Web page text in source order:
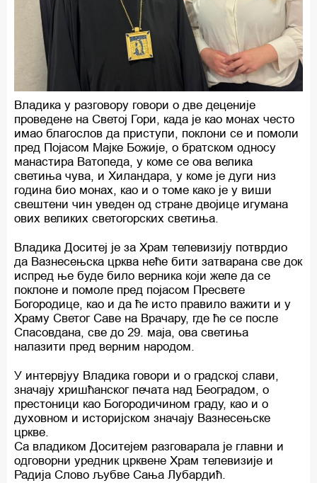
Владика у разговору говори о две деценије
проведене на Светој Гори, када је као монах често
имао благослов да приступи, поклони се и помоли
пред Појасом Мајке Божије, о братском односу
манастира Ватопеда, у коме се ова велика
светиња чува, и Хиландара, у коме је дуги низ
година био монах, као и о томе како је у виши
свештени чин уведен од стране двојице игумана
ових великих светогорских светиња.
Владика Доситеј је за Храм телевизију потврдио
да Вазнесењска црква неће бити затварана све док
испред ње буде било верника који желе да се
поклоне и помоле пред појасом Пресвете
Богородице, као и да ће исто правило важити и у
Храму Светог Саве на Врачару, где ће се после
Спасовдана, све до 29. маја, ова светиња
налазити пред верним народом.
У интервјуу Владика говори и о градској слави,
значају хришћанског печата над Београдом, о
престоници као Богородичином граду, као и о
духовном и историјском значају Вазнесењске
цркве.
Са владиком Доситејем разговарала је главни и
одговорни уредник црквене Храм телевизије и
Радија Слово љубве Сања Лубардић.